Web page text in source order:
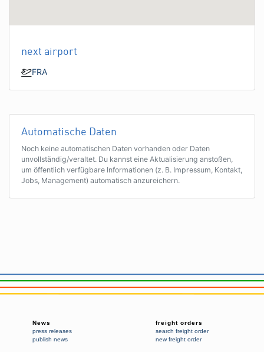
next airport
FRA
Automatische Daten
Noch keine automatischen Daten vorhanden oder Daten
unvollständig/veraltet. Du kannst eine Aktualisierung anstoßen,
um öffentlich verfügbare Informationen (z. B. Impressum, Kontakt,
Jobs, Management) automatisch anzureichern.
News
press releases
publish news
freight orders
search freight order
new freight order